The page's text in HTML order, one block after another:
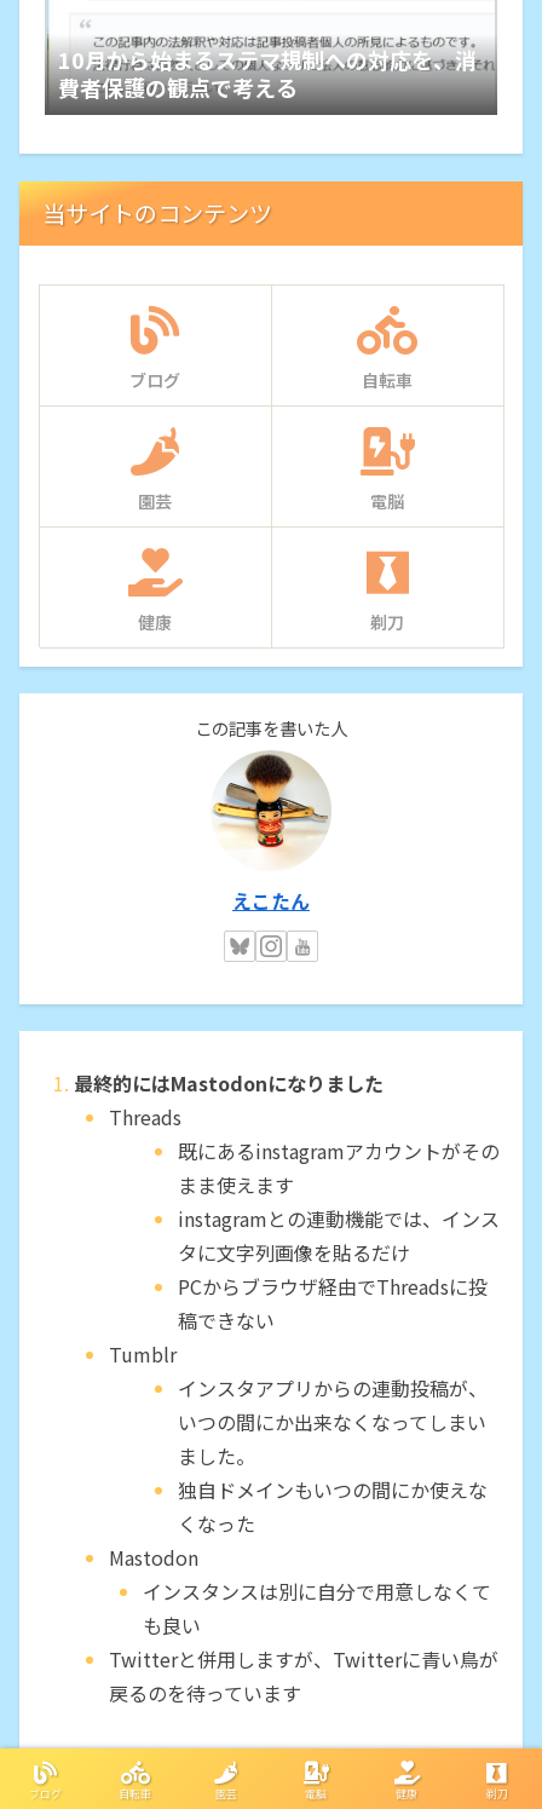
10月から始まるステマ規制への対応を、消
費者保護の観点で考える
当サイトのコンテンツ
ブログ 自転車
園芸 電脳
健康 剃刀
この記事を書いた人
えこたん
最終的にはMastodonになりました
Threads
既にあるinstagramアカウントがその
まま使えます
instagramとの連動機能では、インス
タに文字列画像を貼るだけ
PCからブラウザ経由でThreadsに投
稿できない
Tumblr
インスタアプリからの連動投稿が、
いつの間にか出来なくなってしまい
ました。
独自ドメインもいつの間にか使えな
くなった
Mastodon
インスタンスは別に自分で用意しなくて
も良い
Twitterと併用しますが、Twitterに青い鳥が
戻るのを待っています
ブログ 自転車 園芸 電脳 健康 剃刀